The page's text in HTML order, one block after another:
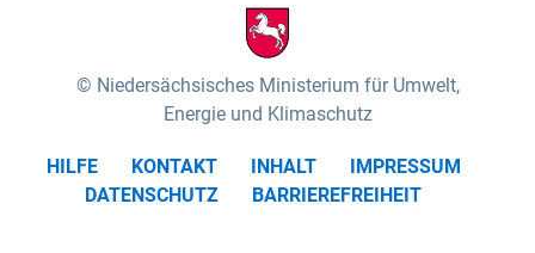
Niedersächsisches Ministerium für Umwelt,
Energie und Klimaschutz
HILFE KONTAKT INHALT
IMPRESSUM
DATENSCHUTZ
BARRIEREFREIHEIT